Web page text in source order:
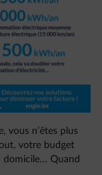
vous n’êtes plus
votre budget
domicile… Quand